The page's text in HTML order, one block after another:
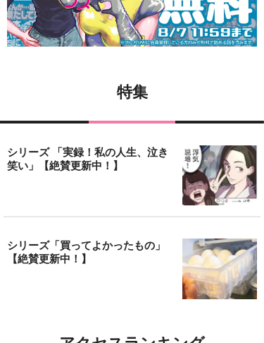
特集
シリーズ 「実録！私の人生、泣き
笑い」【絶賛更新中！】
シリーズ「買ってよかったもの」
【絶賛更新中！】